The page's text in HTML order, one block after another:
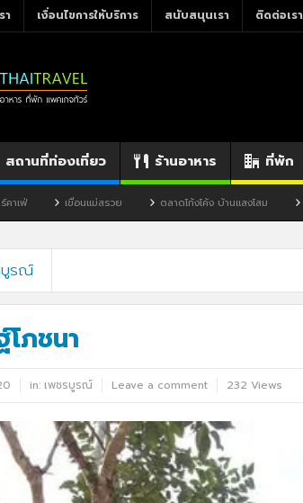
า เงื่อนไขการให้บริการ สนับสนุนเรา ติดต่อเรา
สถานที่ท่องเที่ยว ร้านอาหาร ที่พัก
ม่สรวย ตลาดโก้งโค้ง บ้านแสงโสม ทิวผาคาเฟ่
บูรณ์
ภชนา
in: เพชรบูรณ์ Leave a comment 232 Views